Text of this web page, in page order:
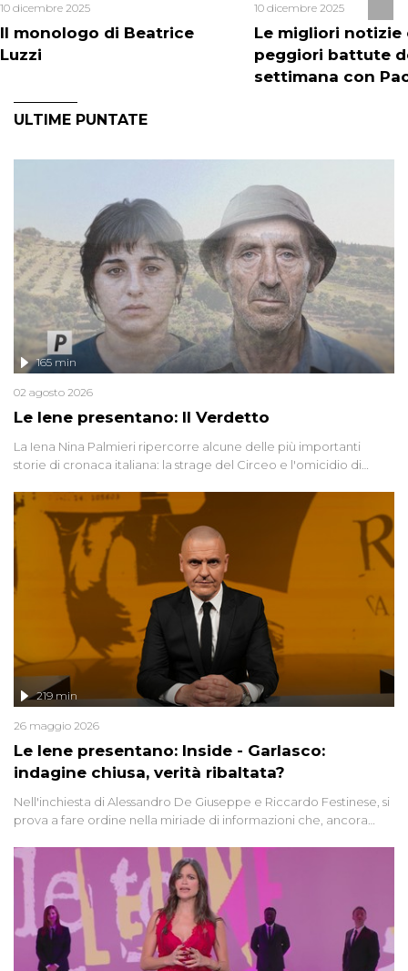
Il monologo di Beatrice
Luzzi
10 dicembre 2025
Le migliori notizie
peggiori battute
settimana con
10 dicembre 2025
ULTIME PUNTATE
Le Iene presentano: Il Verdetto
165 min
02 agosto 2026
La Iena Nina Palmieri ripercorre alcune delle più importanti
storie di cronaca italiana: la strage del Circeo e l'omicidio di
Le Iene presentano: Inside - Garlasco:
indagine chiusa, verità ribaltata?
219 min
26 maggio 2026
Nell'inchiesta di Alessandro De Giuseppe e Riccardo Festinese, si
prova a fare ordine nella miriade di informazioni che, ancora
giudiziarie più discusse degli ultimi anni. Lo speciale ricostruisce la
vicenda mettendo in fila testimonianze, errori, dettagli
controversi e i protagonisti di un'indagine che sembra non avere
fine.